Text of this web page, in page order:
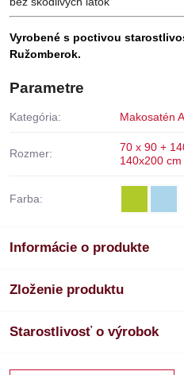
Vyrobené s poctivou
Ružomberok.
Parametre
Kategória: Makosatén
Rozmer: 70 x 90 +
140x200 cm
Farba:
Informácie o produkte
Zloženie produktu
Starostlivosť o výrobok